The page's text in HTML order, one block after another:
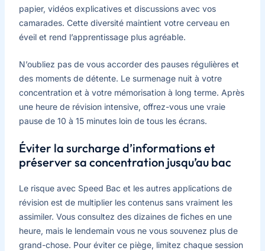
papier, vidéos explicatives et discussions avec vos
camarades. Cette diversité maintient votre cerveau en
éveil et rend l’apprentissage plus agréable.
N’oubliez pas de vous accorder des pauses régulières et
des moments de détente. Le surmenage nuit à votre
concentration et à votre mémorisation à long terme. Après
une heure de révision intensive, offrez-vous une vraie
pause de 10 à 15 minutes loin de tous les écrans.
Éviter la surcharge d’informations et
préserver sa concentration jusqu’au bac
Le risque avec Speed Bac et les autres applications de
révision est de multiplier les contenus sans vraiment les
assimiler. Vous consultez des dizaines de fiches en une
heure, mais le lendemain vous ne vous souvenez plus de
grand-chose. Pour éviter ce piège, limitez chaque session